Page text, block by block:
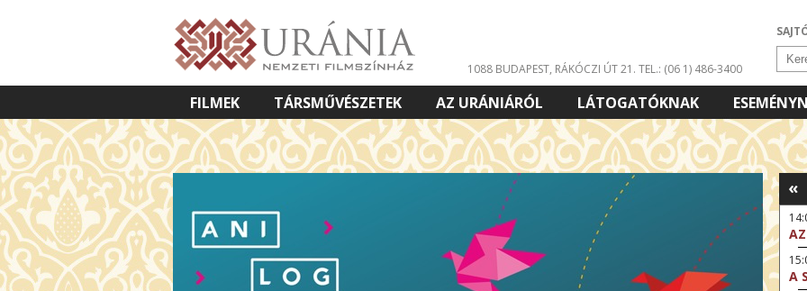
1088 BUDAPEST, RÁKÓCZI ÚT 21. TEL.: (06 1) 486-3400
FILMEK TÁRSMŰVÉSZETEK AZ URÁNIÁRÓL LÁTOGATÓKNAK
VETÍTETT KÉPES ELŐADÁSOK
«
A